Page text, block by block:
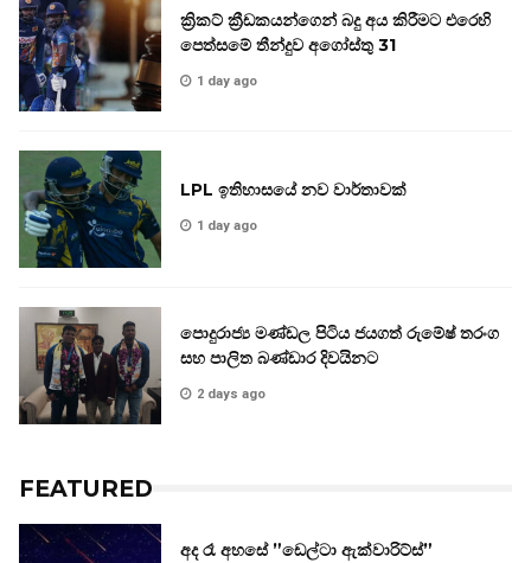
ක්‍රිකට් ක්‍රීඩකයන්ගෙන් බදු අය කිරීමට එරෙහි
පෙත්සමේ තීන්දුව අගෝස්තු 31
1 day ago
LPL ඉතිහාසයේ නව වාර්තාවක්
1 day ago
පොදුරාජ්‍ය මණ්ඩල පිටිය ජයගත් රුමේෂ් තරංග
සහ පාලිත බණ්ඩාර දිවයිනට
2 days ago
FEATURED
අද රෑ අහසේ ”ඩෙල්ටා ඇක්වාරිට්ස්”